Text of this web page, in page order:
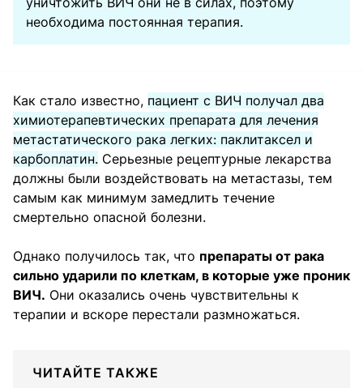
необходима постоянная терапия.
Как стало известно, пациент с ВИЧ получал два
химиотерапевтических препарата для лечения
метастатического рака легких: паклитаксел и
карбоплатин. Серьезные рецептурные лекарства
должны были воздействовать на метастазы, тем
самым как минимум замедлить течение
смертельно опасной болезни.
Однако получилось так, что препараты от рака
сильно ударили по клеткам, в которые уже проник
ВИЧ. Они оказались очень чувствительны к
терапии и вскоре перестали размножаться.
ЧИТАЙТЕ ТАКЖЕ